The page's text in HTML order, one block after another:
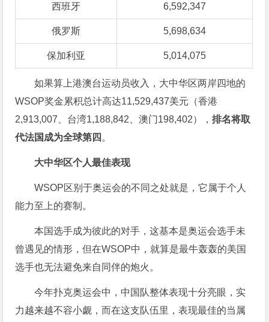
西班牙 6,592,347
俄罗斯 5,698,634
保加利亚 5,014,075
如果算上港澳台运动员收入，大中华区两岸四地的
WSOP奖金累积总计高达11,529,437美元（香港
2,913,007、台湾1,188,842、澳门198,402），排名将取
代法国成为全球第四 。
大中华区个人最佳表现
WSOP区别于奥运会的不同之处就是，它属于个人
能力至上的赛制。
本国选手成为彼此的对手，这基本是奥运会选手未
曾遇见的情形，但在WSOP中，就算是最牛轰轰的美国
选手也无法避免来自同伴的炮火。
今年扑克奥运会中，中国队整体表现十分亮眼，实
力越来越不容小觑，而在这支队伍里，表现最佳的当属